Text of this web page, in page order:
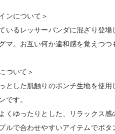
ンについて＞
いるレッサーパンダに混ざり登
マ。お互い何か違和感を覚えつつ
ついて＞
とした肌触りのポンチ生地を使
です。
くゆったりとした、リラックス感
ルで合わせやすいアイテムでボ